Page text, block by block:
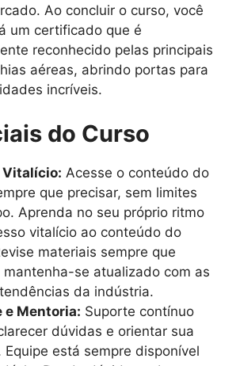
Ao concluir o curso, você
um certificado que é
reconhecido pelas principais
aéreas, abrindo portas para
incríveis.
do Curso
Vitalício: Acesse o conteúdo do
que precisar, sem limites
Aprenda no seu próprio ritmo
vitalício ao conteúdo do
materiais sempre que
mantenha-se atualizado com as
da indústria.
e Mentoria: Suporte contínuo
dúvidas e orientar sua
Equipe está sempre disponível